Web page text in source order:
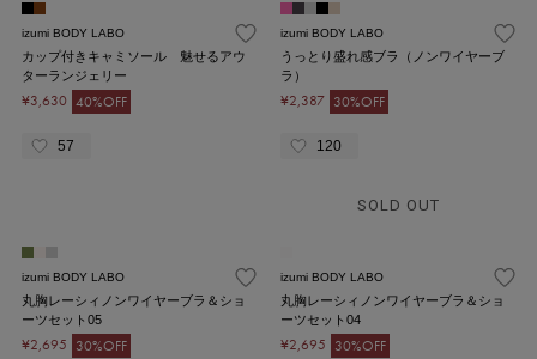
izumi BODY LABO
カップ付きキャミソール 魅せるアウ
ターランジェリー
¥3,630 40%OFF
57
izumi BODY LABO
うっとり盛れ感ブラ（ノンワイヤーブ
ラ）
¥2,387 30%OFF
120
izumi BODY LABO
丸胸レーシィノンワイヤーブラ＆ショ
ーツセット05
¥2,695 30%OFF
SOLD OUT
izumi BODY LABO
丸胸レーシィノンワイヤーブラ＆ショ
ーツセット04
¥2,695 30%OFF